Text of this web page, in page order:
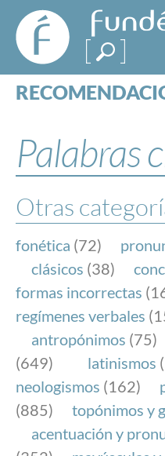
FundéuRAE
- Fundación
del Español
Urgente
ESPECIALES
NOTICIAS
SOBRE LA
FundéuRAE es una
y la Real Academia
el buen uso del
Internet.
Palabras
Otras
fonética (72)
clásicos (38)
formas incorrectas
regímenes verbales
antropónimos (75)
(649)
latinismos
neologismos (162)
(885)
topónimos y
acentuación y